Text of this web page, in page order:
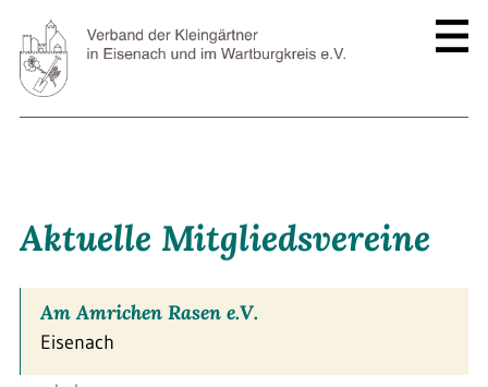
Aktuelle Mitgliedsvereine
Am Amrichen Rasen e.V.
Eisenach